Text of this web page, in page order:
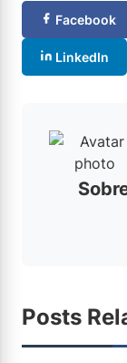
Facebook
LinkedIn
Posts